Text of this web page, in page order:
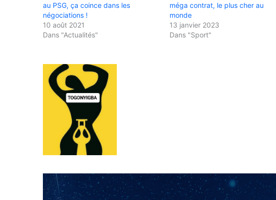
au PSG, ça coince dans les
négociations !
10 août 2021
Dans "Actualités"
méga contrat, le plus cher au
monde
13 janvier 2023
Dans "Sport"